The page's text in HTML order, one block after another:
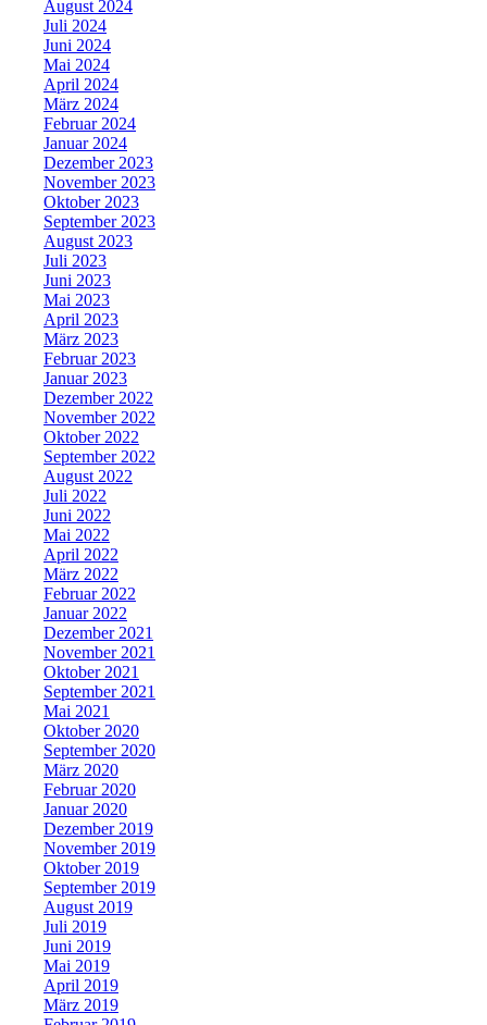
August 2024
Juli 2024
Juni 2024
Mai 2024
April 2024
März 2024
Februar 2024
Januar 2024
Dezember 2023
November 2023
Oktober 2023
September 2023
August 2023
Juli 2023
Juni 2023
Mai 2023
April 2023
März 2023
Februar 2023
Januar 2023
Dezember 2022
November 2022
Oktober 2022
September 2022
August 2022
Juli 2022
Juni 2022
Mai 2022
April 2022
März 2022
Februar 2022
Januar 2022
Dezember 2021
November 2021
Oktober 2021
September 2021
Mai 2021
Oktober 2020
September 2020
März 2020
Februar 2020
Januar 2020
Dezember 2019
November 2019
Oktober 2019
September 2019
August 2019
Juli 2019
Juni 2019
Mai 2019
April 2019
März 2019